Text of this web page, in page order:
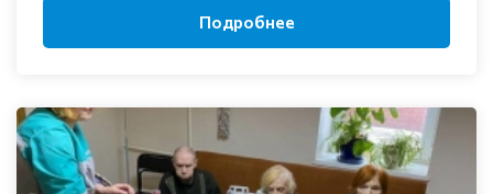
Подробнее